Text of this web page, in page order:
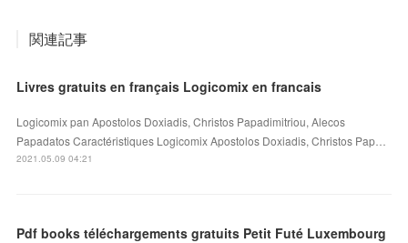
関連記事
Livres gratuits en français Logicomix en francais
Logicomix pan Apostolos Doxiadis, Christos Papadimitriou, Alecos
Papadatos Caractéristiques Logicomix Apostolos Doxiadis, Christos Pap…
2021.05.09 04:21
Pdf books téléchargements gratuits Petit Futé Luxembourg